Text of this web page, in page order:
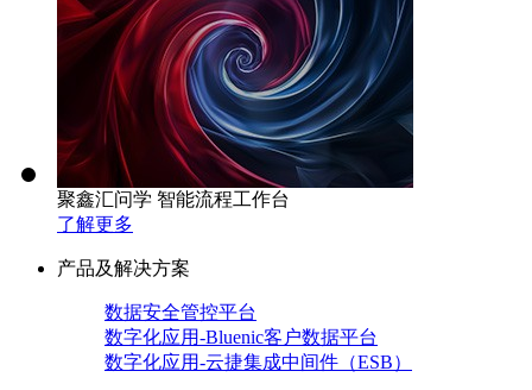
聚鑫汇问学 智能流程工作台
了解更多
产品及解决方案
数据安全管控平台
数字化应用-Bluenic客户数据平台
数字化应用-云捷集成中间件（ESB）